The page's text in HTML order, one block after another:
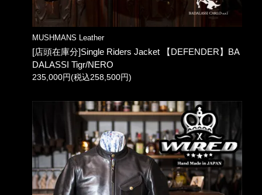
MUSHMANS Leather
[店頭在庫分]Single Riders Jacket 【DEFENDER】BA
DALASSI Tigr/NERO
235,000円(税込258,500円)